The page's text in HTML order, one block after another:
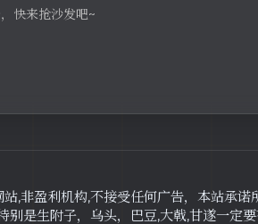
快来抢沙发吧~
,非盈利机构,不接受任何广告，本站承
别是生附子，乌头，巴豆,大戟,甘遂一定